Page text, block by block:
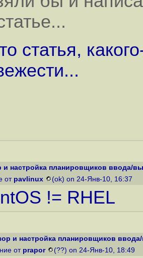
статья,
и настройка планировщиков ввода/
от pavlinux (ok) on 24-Янв-10, 16:37
!= RHEL
и настройка планировщиков
от prapor (??) on 24-Янв-10, 18:49